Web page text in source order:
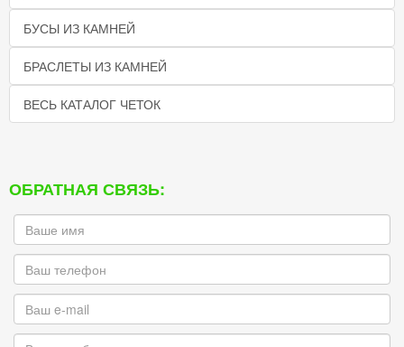
БУСЫ ИЗ КАМНЕЙ
БРАСЛЕТЫ ИЗ КАМНЕЙ
ВЕСЬ КАТАЛОГ ЧЕТОК
ОБРАТНАЯ СВЯЗЬ: